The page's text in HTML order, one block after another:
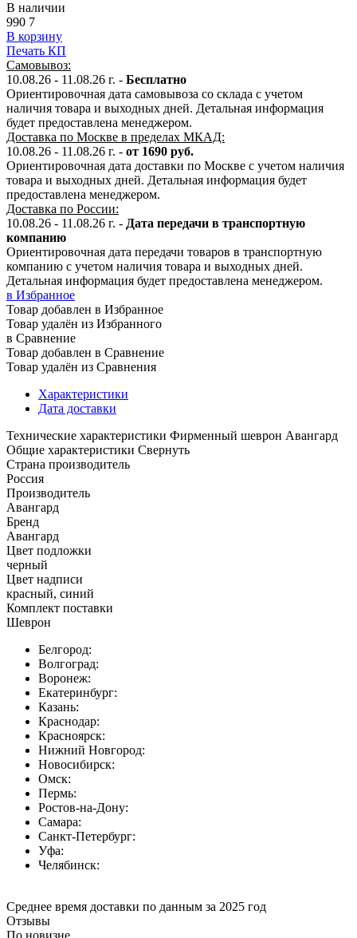
В наличии
990 7
В корзину
Печать КП
Самовывоз:
10.08.26 - 11.08.26 г. - Бесплатно
Ориентировочная дата самовывоза со склада с учетом
наличия товара и выходных дней. Детальная информация
будет предоставлена менеджером.
Доставка по Москве в пределах МКАД:
10.08.26 - 11.08.26 г. - от 1690 руб.
Ориентировочная дата доставки по Москве с учетом наличия
товара и выходных дней. Детальная информация будет
предоставлена менеджером.
Доставка по России:
10.08.26 - 11.08.26 г. - Дата передачи в транспортную
компанию
Ориентировочная дата передачи товаров в транспортную
компанию с учетом наличия товара и выходных дней.
Детальная информация будет предоставлена менеджером.
в Избранное
Товар добавлен в Избранное
Товар удалён из Избранного
в Сравнение
Товар добавлен в Сравнение
Товар удалён из Сравнения
Характеристики
Дата доставки
Технические характеристики Фирменный шеврон Авангард
Общие характеристики Свернуть
Страна производитель
Россия
Производитель
Авангард
Бренд
Авангард
Цвет подложки
черный
Цвет надписи
красный, синий
Комплект поставки
Шеврон
Белгород:
Волгоград:
Воронеж:
Екатеринбург:
Казань:
Краснодар:
Красноярск:
Нижний Новгород:
Новосибирск:
Омск:
Пермь:
Ростов-на-Дону:
Самара:
Санкт-Петербург:
Уфа:
Челябинск:
Среднее время доставки по данным за 2025 год
Отзывы